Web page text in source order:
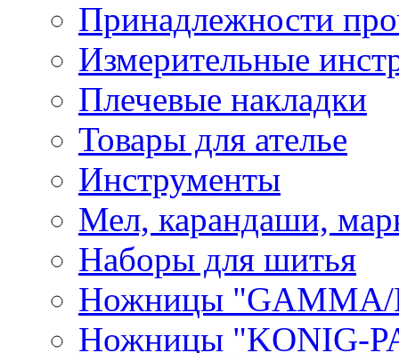
Принадлежности
Измерительные
Плечевые накладки
Товары для ателье
Инструменты
Мел, карандаши,
Наборы для шитья
Ножницы "GAMMA/
Ножницы "KONIG-